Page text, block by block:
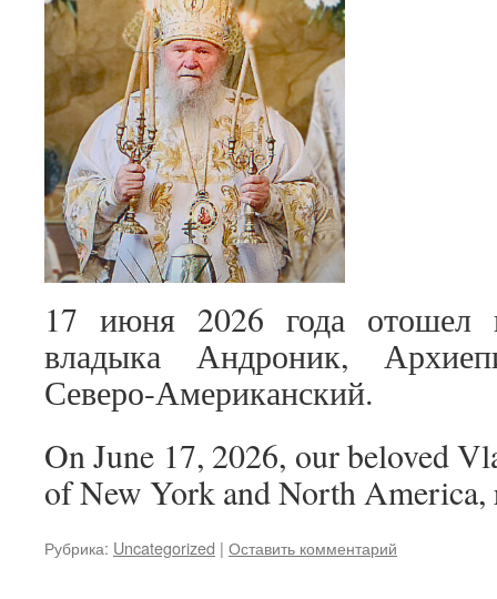
17 июня 2026 года отошел
владыка Андроник,
Северо-Американский.
On June 17, 2026, our beloved
of New York and North America,
Рубрика: Uncategorized | Оставить комментарий